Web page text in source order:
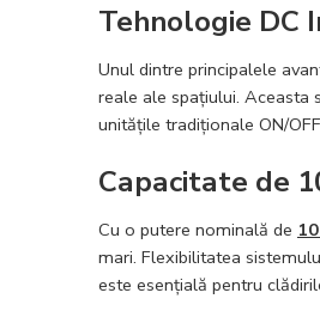
Tehnologie DC
Unul dintre principalele
reale ale spațiului. Aceasta
unitățile tradiționale ON/
Capacitate de
Cu o putere nominală de
mari. Flexibilitatea
este esențială pentru